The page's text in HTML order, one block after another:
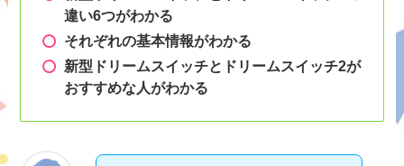
違い6つがわかる
それぞれの基本情報がわかる
新型ドリームスイッチとドリームスイッチ2が
おすすめな人がわかる